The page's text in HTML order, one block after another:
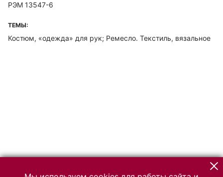
РЭМ 13547-6
ТЕМЫ:
Костюм, «одежда» для рук; Ремесло. Текстиль, вязальное